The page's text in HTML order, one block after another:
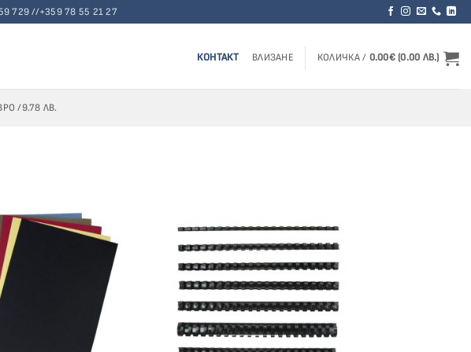
729 //+359 78 55 21 27
КОНТАКТ ВЛИЗАНЕ КОЛИЧКА / 0.00€(0.00 ЛВ.)
/9.78 ЛВ.